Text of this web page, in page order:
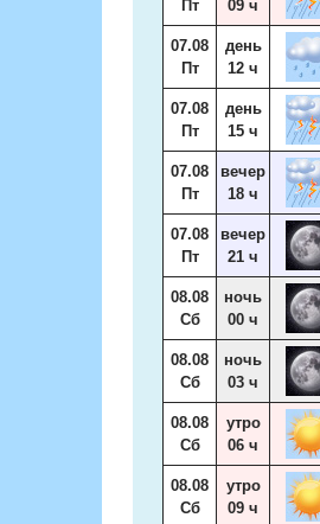
Пт
09 ч
07.08
Пт
день
12 ч
07.08
Пт
день
15 ч
07.08
Пт
вечер
18 ч
07.08
Пт
вечер
21 ч
08.08
Сб
ночь
00 ч
08.08
Сб
ночь
03 ч
08.08
Сб
утро
06 ч
08.08
Сб
утро
09 ч